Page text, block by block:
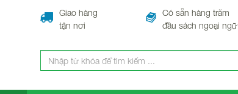
Giao hàng
tận nơi
Có sẵn hàng trăm
đầu sách ngoại ngữ